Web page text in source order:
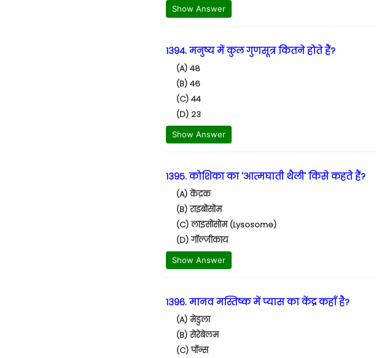
Show Answer
1394. मनुष्य में कुल गुणसूत्र कितने होते हैं?
(A) 48
(B) 46
(C) 44
(D) 23
Show Answer
1395. कोशिका का 'आत्मघाती थैली' किसे कहते हैं?
(A) केंद्रक
(B) राइबोसोम
(C) लाइसोसोम (Lysosome)
(D) गॉल्जीकाय
Show Answer
1396. मानव मस्तिष्क में प्यास का केंद्र कहाँ है?
(A) मेडुला
(B) सेरेबेलम
(C) पॉन्स